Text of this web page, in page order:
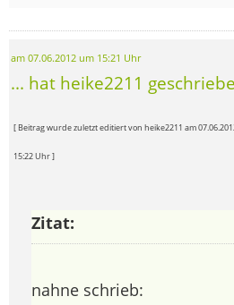
am 07.06.2012 um 15:21 Uhr
... hat heike2211
[ Beitrag wurde zuletzt editiert von heike2211 am
15:22 Uhr ]
Zitat:
nahne schrieb: